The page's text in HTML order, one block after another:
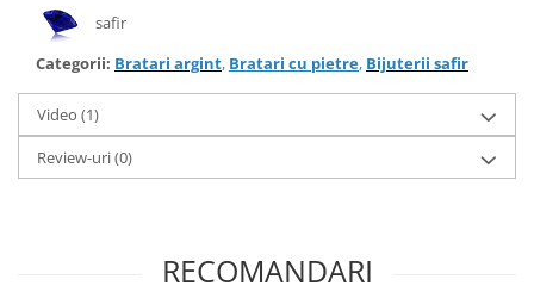
safir
Categorii: Bratari argint, Bratari cu pietre, Bijuterii safir
Video (1)
Review-uri(0)
RECOMANDARI